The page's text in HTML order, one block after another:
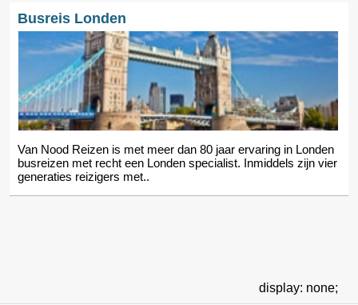
Busreis Londen
Van Nood Reizen is met meer dan 80 jaar ervaring in Londen
busreizen met recht een Londen specialist. Inmiddels zijn vier
generaties reizigers met..
display: none;